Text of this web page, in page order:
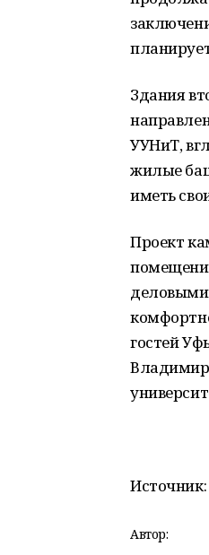
Здания
УУНиТ,
жилые
иметь
Проект
гостей
Источник:
Автор: